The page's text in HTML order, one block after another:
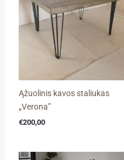
Ąžuolinis kavos staliukas
„Verona”
€200,00